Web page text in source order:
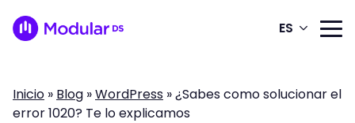
ES
Inicio » Blog »WordPress »¿Sabes como solucionar el
error 1020? Te lo explicamos